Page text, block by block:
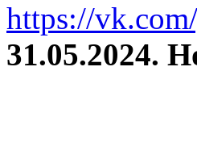
https://
31.05.2024.